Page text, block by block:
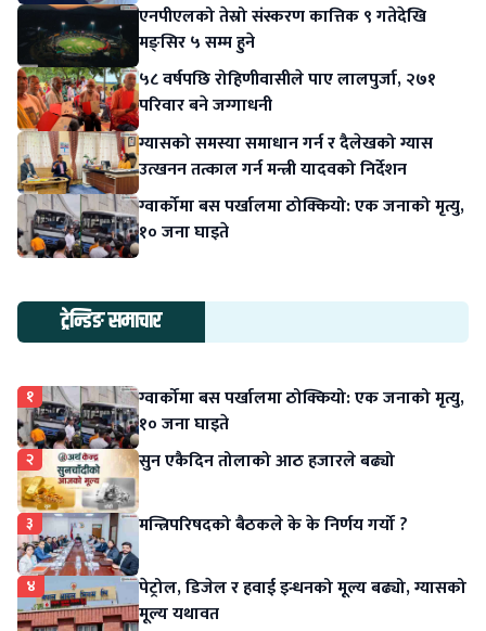
एनपीएलको तेस्रो संस्करण कात्तिक ९ गतेदेखि
मङ्सिर ५ सम्म हुने
५८ वर्षपछि रोहिणीवासीले पाए लालपुर्जा, २७१
परिवार बने जग्गाधनी
ग्यासको समस्या समाधान गर्न र दैलेखको ग्यास
उत्खनन तत्काल गर्न मन्त्री यादवको निर्देशन
ग्वार्कोमा बस पर्खालमा ठोक्कियो: एक जनाको मृत्यु,
१० जना घाइते
ट्रेन्डिङ समाचार
१
ग्वार्कोमा बस पर्खालमा ठोक्कियो: एक जनाको मृत्यु,
१० जना घाइते
२ सुन एकैदिन तोलाको आठ हजारले बढ्यो
३ मन्त्रिपरिषदको बैठकले के के निर्णय गर्यो ?
४
पेट्रोल, डिजेल र हवाई इन्धनको मूल्य बढ्यो, ग्यासको
मूल्य यथावत